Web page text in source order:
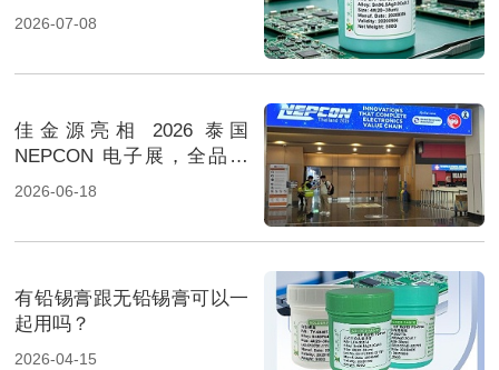
2026-07-08
佳金源亮相 2026 泰国
NEPCON 电子展，全品类
焊料重磅展出，高性能锡膏
2026-06-18
有铅锡膏跟无铅锡膏可以一
起用吗？
2026-04-15